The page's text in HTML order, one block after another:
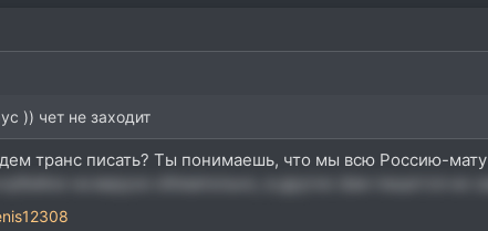
)) чет не заходит
транс писать? Ты понимаешь, что мы всю Россию-
кубейсе на вирусе обязательно, в других daw пишется не